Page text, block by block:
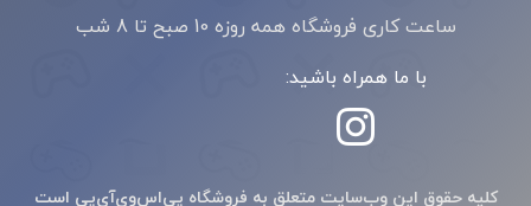
ساعت کاری فروشگاه همه روزه 10 صبح تا 8 شب
با ما همراه باشید:
کلیه حقوق این وب‌سایت متعلق به فروشگاه پی‌اس‌وی‌آی‌پی است